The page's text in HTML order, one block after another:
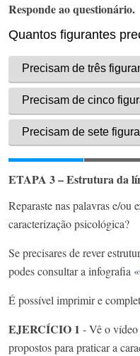
Responde ao questionário.
ETAPA 3 – Estrutura da
Reparaste nas palavras e/ou
caracterização psicológica?
Se precisares de rever
podes consultar a infografia «
É possível imprimir e
EJERCÍCIO 1 - Vê o vídeo
propostos para praticar a